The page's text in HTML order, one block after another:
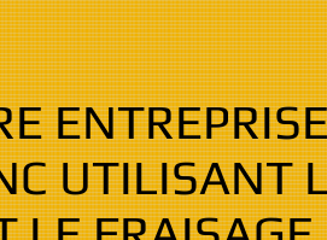
UTILISANT